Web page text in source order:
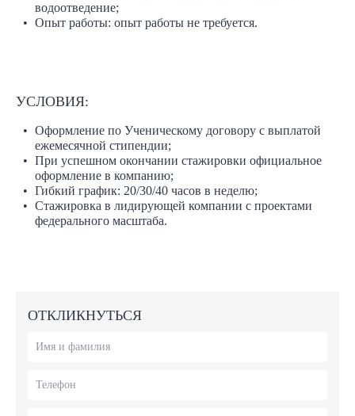
водоотведение;
Опыт работы: опыт работы не требуется.
УСЛОВИЯ:
Оформление по Ученическому договору с выплатой
ежемесячной стипендии;
При успешном окончании стажировки официальное
оформление в компанию;
Гибкий график: 20/30/40 часов в неделю;
Стажировка в лидирующей компании с проектами
федерального масштаба.
ОТКЛИКНУТЬСЯ